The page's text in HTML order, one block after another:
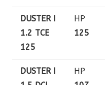
DUSTER I
1.2 TCE
125
HP
125
DUSTER I
HP